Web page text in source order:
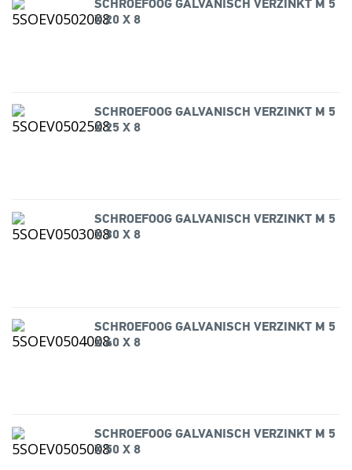
SCHROEFOOG GALVANISCH VERZINKT M 5
X 20 X 8
SCHROEFOOG GALVANISCH VERZINKT M 5
X 25 X 8
SCHROEFOOG GALVANISCH VERZINKT M 5
X 30 X 8
SCHROEFOOG GALVANISCH VERZINKT M 5
X 40 X 8
SCHROEFOOG GALVANISCH VERZINKT M 5
X 50 X 8